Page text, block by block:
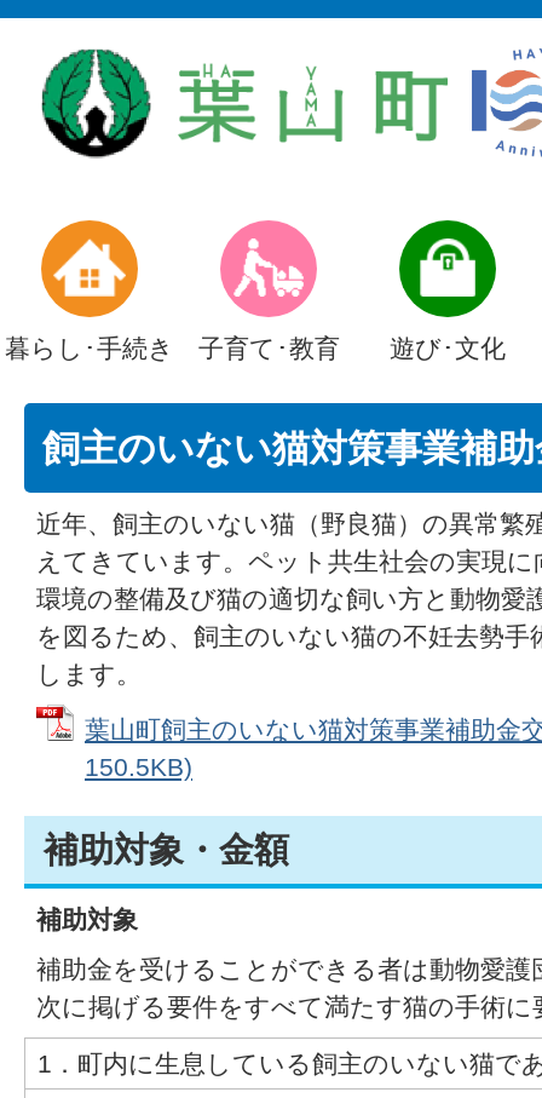
暮らし･手続き 子育て･教育 遊び･文化
飼主のいない猫対策事業補
近年、飼主のいない猫（野良猫）の異常繁
えてきています。ペット共生社会の実現
環境の整備及び猫の適切な飼い方と動物愛
を図るため、飼主のいない猫の不妊去勢手
します。
葉山町飼主のいない猫対策事業補助金
150.5KB)
補助対象・金額
補助対象
補助金を受けることができる者は動物愛護
次に掲げる要件をすべて満たす猫の手術
1．町内に生息している飼主のいない猫で